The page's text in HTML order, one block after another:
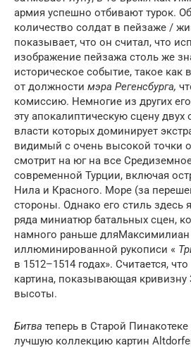
армия успешно отбивают турок.
количество солдат в пейзаже /
показывает, что он считал, что
изображение пейзажа столь же
историческое событие, такое как
от должности мэра Регенсбурга,
комиссию. Немногие из других
эту апокалиптическую сцену
власти которых доминирует
видимый с очень высокой точки
смотрит на юг на все
современной Турции, включая
Нила и Красного. Море (за
стороны. Однако его стиль здесь
ряда миниатюр батальных сцен,
намного раньше дляМаксимилиан
иллюминированной рукописи «
в 1512–1514 годах». Считается,
картина, показывающая
высоты.
Битва теперь в Старой
лучшую коллекцию картин